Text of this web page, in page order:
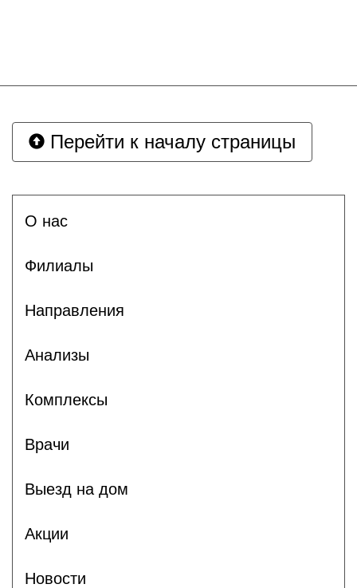
Перейти к началу страницы
О нас
Филиалы
Направления
Анализы
Комплексы
Врачи
Выезд на дом
Акции
Новости